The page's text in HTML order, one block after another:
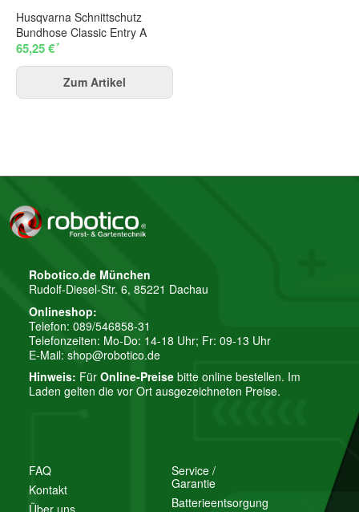
Husqvarna Schnittschutz
Bundhose Classic Entry A
65,25 €*
Zum Artikel
FAQ
Kontakt
Service /
Garantie
Batterieentsorgung
Robotico.de München
Rudolf-Diesel-Str. 6, 85221 Dachau
Onlineshop:
Telefon: 089/546858-31
Telefonzeiten: Mo-Do: 14-18 Uhr; Fr: 09-13 Uhr
E-Mail: shop@robotico.de
Hinweis: Für Online-Preise bitte online bestellen. Im
Laden gelten die vor Ort ausgezeichneten Preise.